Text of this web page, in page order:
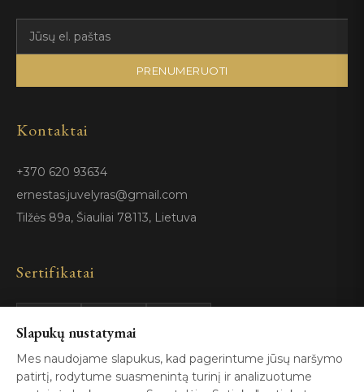
PRENUMERUOTI
Kontaktai
+370 620 93634
ernestas.juvelyras@gmail.com
Tilžės 89a, Šiauliai 78113, Lietuva
Sertifikatai
GIA
Certified
ISO 9001
Slapukų nustatymai
Mes naudojame slapukus, kad pagerintume jūsų naršymo
patirtį, rodytume suasmenintą turinį ir analizuotume